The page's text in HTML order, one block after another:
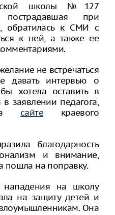
школы №127
пострадавшая при
обратилась к СМИ с
к ней, а также ее
не встречаться
давать интервью о
хотела оставить в
заявлении педагога,
сайте краевого
благодарность
и внимание,
пошла на поправку.
на школу
на защиту детей и
Она